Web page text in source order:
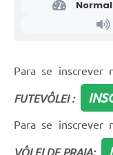
Para se inscrever
FUTEVÔLEI :
Para se inscrever
VÔLEI DE PRAIA: